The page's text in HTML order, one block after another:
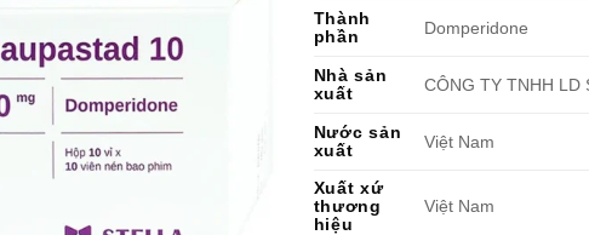
Thành
phần
Domperidone
Nhà sản
xuất
CÔNG TY TNHH LD
Nước sản
xuất
Việt Nam
Xuất xứ
thương
hiệu
Việt Nam